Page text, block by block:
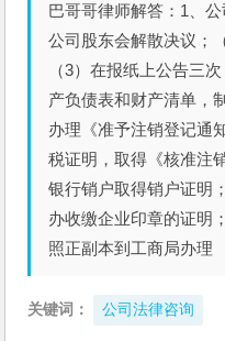
巴哥哥律师解答：1、
公司股东会解散决议；
（3）在报纸上公告三
产负债表和财产清单，
办理《准予注销登记通
税证明，取得《核准注
银行销户取得销户证明
办收缴企业印章的证明
照正副本到工商局办理
关键词： 公司法律咨询